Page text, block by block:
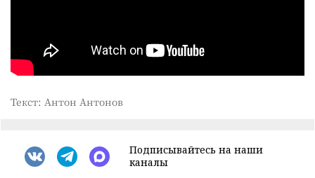
Текст: Антон Антонов
Подписывайтесь на наши
каналы